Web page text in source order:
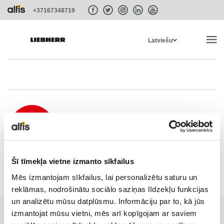
Šī tīmekļa vietne izmanto sīkfailus
Mēs izmantojam sīkfailus, lai personalizētu saturu un
reklāmas, nodrošinātu sociālo saziņas līdzekļu funkcijas
un analizētu mūsu datplūsmu. Informāciju par to, kā jūs
izmantojat mūsu vietni, mēs arī kopīgojam ar saviem
+37167348719
Latviešu
PAKALPOJUMI UN RISINĀJUMI
LIEBHERR-SHOP